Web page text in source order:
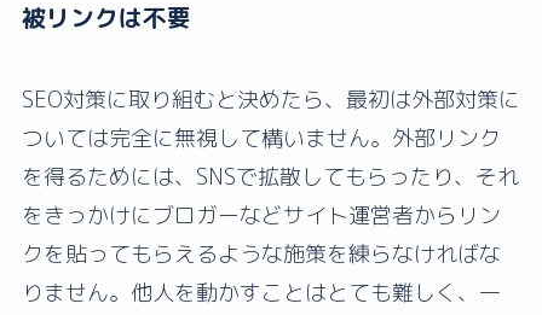
被リンクは不要
SEO対策に取り組むと決めたら、最初は外部対策に
ついては完全に無視して構いません。外部リンク
を得るためには、SNSで拡散してもらったり、それ
をきっかけにブロガーなどサイト運営者からリン
クを貼ってもらえるような施策を練らなければな
りません。他人を動かすことはとても難しく、一